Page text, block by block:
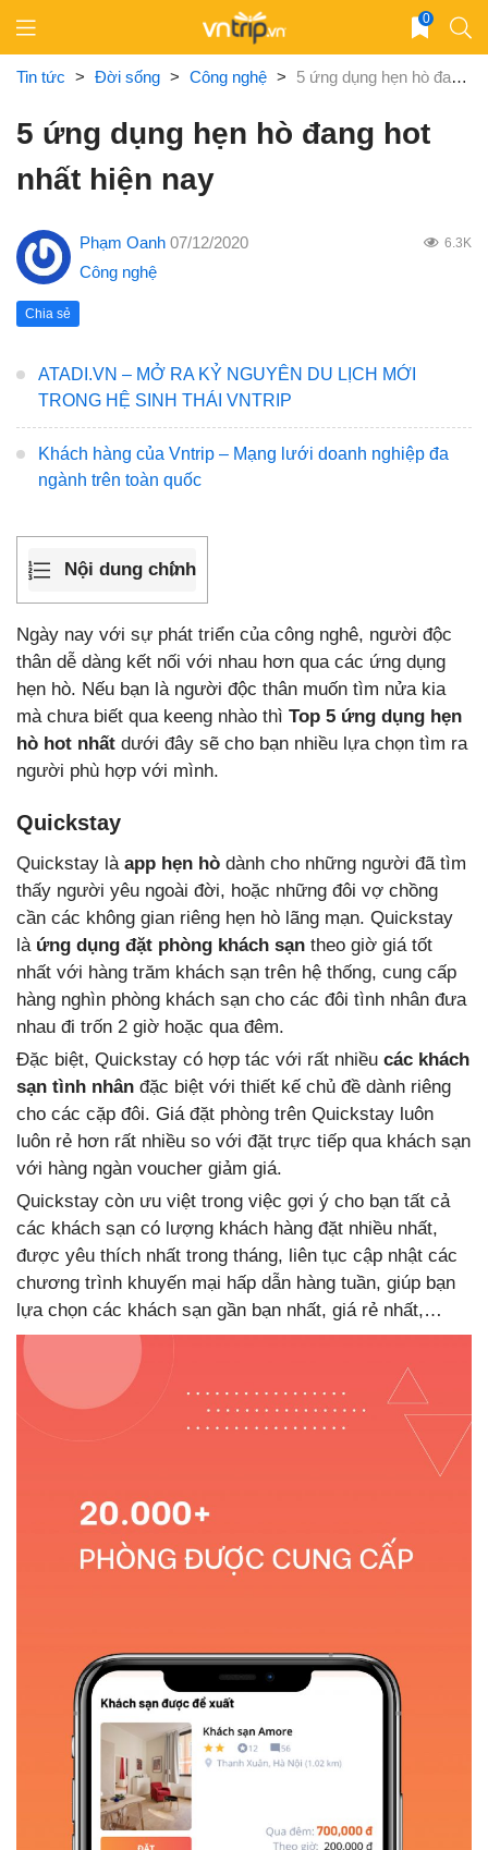
content
0
Tin tức > Đời sống > Công nghệ > 5 ứng dụng hẹn hò đang hot nhất hiện nay
5 ứng dụng hẹn hò đang hot
nhất hiện nay
Phạm Oanh 07/12/2020 6.3K
Công nghệ
Chia sẻ
ATADI.VN – MỞ RA KỶ NGUYÊN DU LỊCH MỚI
TRONG HỆ SINH THÁI VNTRIP
Khách hàng của Vntrip – Mạng lưới doanh nghiệp đa
ngành trên toàn quốc
Nội dung chính
Ngày nay với sự phát triển của công nghê, người độc
thân dễ dàng kết nối với nhau hơn qua các ứng dụng
hẹn hò. Nếu bạn là người độc thân muốn tìm nửa kia
mà chưa biết qua keeng nhào thì Top 5 ứng dụng hẹn
hò hot nhất dưới đây sẽ cho bạn nhiều lựa chọn tìm ra
người phù hợp với mình.
Quickstay
Quickstay là app hẹn hò dành cho những người đã tìm
thấy người yêu ngoài đời, hoặc những đôi vợ chồng
cần các không gian riêng hẹn hò lãng mạn. Quickstay
là ứng dụng đặt phòng khách sạn theo giờ giá tốt
nhất với hàng trăm khách sạn trên hệ thống, cung cấp
hàng nghìn phòng khách sạn cho các đôi tình nhân đưa
nhau đi trốn 2 giờ hoặc qua đêm.
Đặc biệt, Quickstay có hợp tác với rất nhiều các khách
sạn tình nhân đặc biệt với thiết kế chủ đề dành riêng
cho các cặp đôi. Giá đặt phòng trên Quickstay luôn
luôn rẻ hơn rất nhiều so với đặt trực tiếp qua khách sạn
với hàng ngàn voucher giảm giá.
Quickstay còn ưu việt trong việc gợi ý cho bạn tất cả
các khách sạn có lượng khách hàng đặt nhiều nhất,
được yêu thích nhất trong tháng, liên tục cập nhật các
chương trình khuyến mại hấp dẫn hàng tuần, giúp bạn
lựa chọn các khách sạn gần bạn nhất, giá rẻ nhất,…